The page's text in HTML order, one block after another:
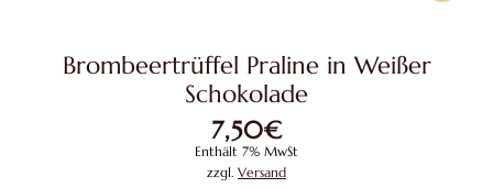
Brombeertrüffel Praline in Weißer
Schokolade
7,50€
Enthält 7% MwSt
zzgl. Versand